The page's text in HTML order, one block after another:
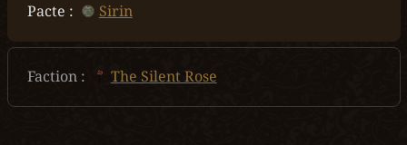
Pacte : Sirin
Faction : The Silent Rose